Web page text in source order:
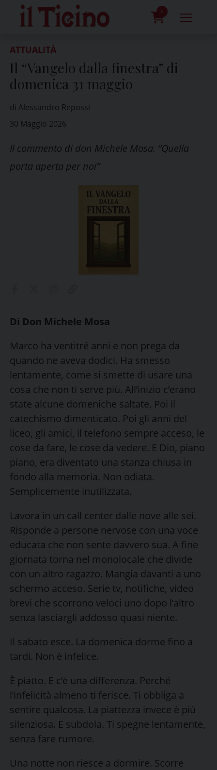
content
0
ATTUALITÀ
Il “Vangelo dalla finestra” di
domenica 31 maggio
di Alessandro Repossi
30 Maggio 2026
Il commento di don Michele Mosa. “Quella
porta aperta per noi”
Di Don Michele Mosa
Marco ha ventitré anni e non prega da
quando ne aveva dodici. Ha smesso
lentamente, come si smette di usare una
cosa che non ti serve più. All’inizio c’erano
state alcune domeniche saltate. Poi il
catechismo dimenticato. Poi gli anni del
liceo, gli amici, il telefono sempre acceso, le
cose da fare, le cose da vedere. E Dio, piano
piano, era diventato una stanza chiusa in
fondo alla memoria. Non odiata.
Semplicemente inutilizzata.
Lavora in un call center dalle nove alle sei.
Risponde a persone nervose con una voce
educata che non sente davvero sua. A fine
giornata torna nel monolocale che divide
con un altro ragazzo. Mangia davanti a uno
schermo acceso. Serie tv, notifiche, video
brevi che scorrono veloci uno dopo l’altro
senza lasciargli addosso quasi niente.
Il sabato esce. La domenica dorme fino a
tardi. Non è infelice.
È piatto. E c’è una differenza. Perché
l’infelicità almeno ti ferisce. Ti obbliga a
sentire qualcosa. La piattezza invece è più
silenziosa. E subdola. Ti spegne lentamente,
senza fare rumore.
Una notte non riesce a dormire. Scorre